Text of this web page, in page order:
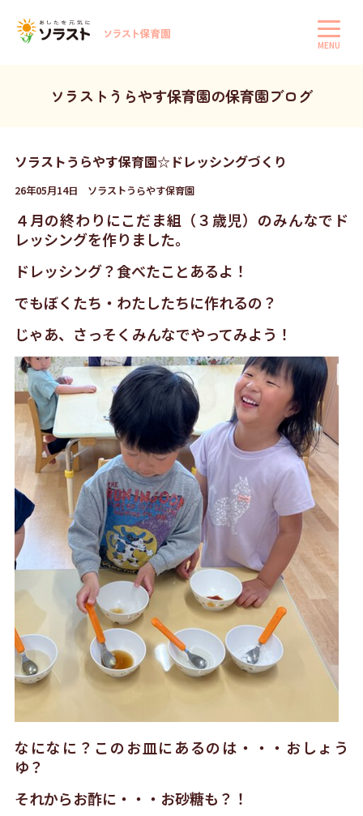
MENU
ソラストうらやす保育園の保育園ブログ
ソラストうらやす保育園☆ドレッシングづくり
26年05月14日 ソラストうらやす保育園
４月の終わりにこだま組（３歳児） のみんなでド
レッシングを作りました。
ドレッシング？食べたことあるよ！
でもぼくたち・わたしたちに作れるの？
じゃあ、さっそくみんなでやってみよう！
なになに？このお皿にあるのは・・・おしょう
ゆ？
それからお酢に・・・お砂糖も？！